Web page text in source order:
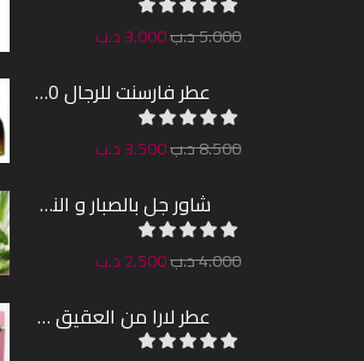
5.000د.ب3.000د.ب
عطر فارسنت للرجال 100مل
8.500د.ب3.500د.ب
شاور جل بالصبار و النعناع من ريفيل 1000مل
4.000د.ب2.500د.ب
عطر لارا من العقيق 100مل